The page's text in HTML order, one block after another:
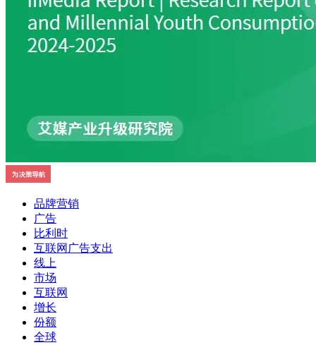
品牌营销
广告
比利时
互联网广告支出
线上
市场
互联网
增长
份额
全球